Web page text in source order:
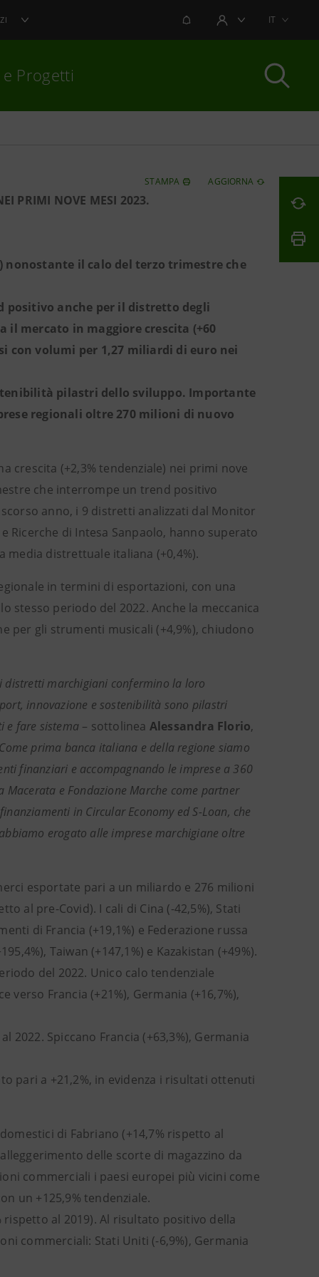
NOTIFICHEAREA UTENTEIT
e Progetti
STAMPA AGGIORNA
PRIMI NOVE MESI 2023.
nonostante il calo del terzo trimestre che
positivo anche per il distretto degli
mercato in maggiore crescita (+60
con volumi per 1,27 miliardi di euro nei
pilastri dello sviluppo. Importante
regionali oltre 270 milioni di nuovo
(+2,3% tendenziale) nei primi nove
che interrompe un trend positivo
anno, i 9 distretti analizzati dal Monitor
Ricerche di Intesa Sanpaolo, hanno superato
distrettuale italiana (+0,4%).
in termini di esportazioni, con una
stesso periodo del 2022. Anche la meccanica
per gli strumenti musicali (+4,9%), chiudono
distretti marchigiani confermino la loro
innovazione e sostenibilità sono pilastri
e fare sistema – sottolinea Alessandra Florio,
Come prima banca italiana e della regione siamo
finanziari e accompagnando le imprese a 360
Macerata e Fondazione Marche come partner
in Circular Economy ed S-Loan, che
erogato alle imprese marchigiane oltre
esportate pari a un miliardo e 276 milioni
al pre-Covid). I cali di Cina (-42,5%), Stati
di Francia (+19,1%) e Federazione russa
Taiwan (+147,1%) e Kazakistan (+49%).
del 2022. Unico calo tendenziale
Francia (+21%), Germania (+16,7%),
Spiccano Francia (+63,3%), Germania
pari a +21,2%, in evidenza i risultati ottenuti
di Fabriano (+14,7% rispetto al
delle scorte di magazzino da
commerciali i paesi europei più vicini come
un +125,9% tendenziale.
rispetto al 2019). Al risultato positivo della
commerciali: Stati Uniti (-6,9%), Germania